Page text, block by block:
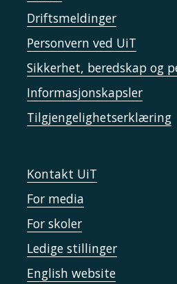
Driftsmeldinger
Personvern ved UiT
Sikkerhet, beredskap og
Informasjonskapsler
Tilgjengelighetserklæring
Kontakt UiT
For media
For skoler
Ledige stillinger
English website